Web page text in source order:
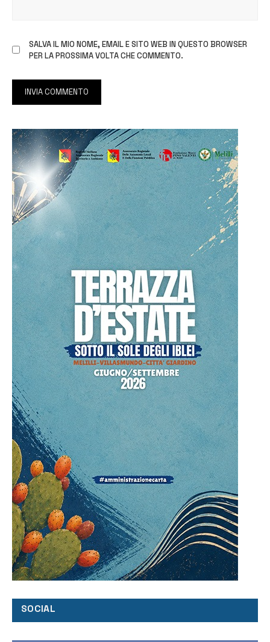
SALVA IL MIO NOME, EMAIL E SITO WEB IN QUESTO BROWSER
PER LA PROSSIMA VOLTA CHE COMMENTO.
SOCIAL